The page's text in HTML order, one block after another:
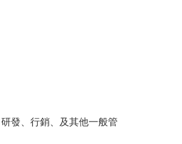
發、行銷、及其他一般管